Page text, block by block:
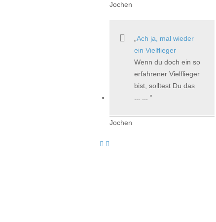
Jochen
Ach ja, mal wieder
ein Vielflieger
Wenn du doch ein so
erfahrener Vielflieger
bist, solltest Du das
... ...
Jochen